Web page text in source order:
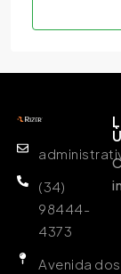
(34)
98444-
4373
Avenida dos